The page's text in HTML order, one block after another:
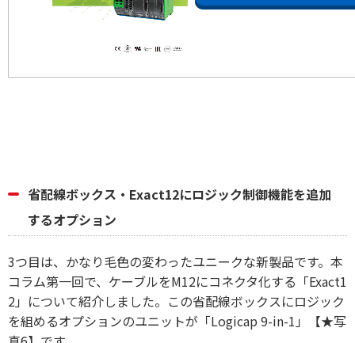
省配線ボックス・Exact12にロジック制御機能を追加
するオプション
3つ目は、かなり毛色の変わったユニークな新製品です。本
コラム第一回で、ケーブルをM12にコネクタ化する「Exact1
2」について紹介しました。この省配線ボックスにロジック
を組めるオプションのユニットが「Logicap 9-in-1」【★写